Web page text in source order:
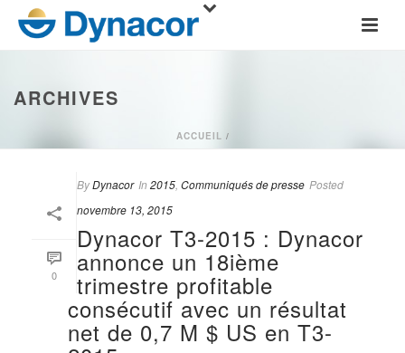
ARCHIVES
ACCUEIL /
0
ByDynacor In 2015 Communiqués de presse Posted
novembre 13, 2015
Dynacor T3-2015 : Dynacor
annonce un 18ième
trimestre profitable
consécutif avec un résultat
net de 0,7 M $ US en T3-